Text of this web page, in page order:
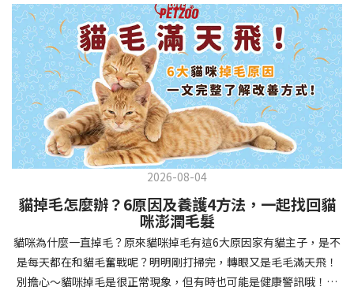
相處中獲得回報狗狗訓練指南，六步驟培養幼犬開始幼犬訓練時，
系統性的方法能帶來最佳效果。從信任建立到習慣養成，每個階段
都至關重要，缺一不可。良好的訓練應循序漸進，把握幼犬成長敏
感期，以積極正向的方式引導。遵循這六個步驟，即使是第一次養
狗的新手，也能輕鬆將調皮的小狗訓練成聽話的好夥伴！建立信任
基礎 幼犬訓練的第一步不是教指令，而是建立信任。剛到新家的幼
犬可能感到緊張不安，給予適當空間適應環境很重要。用溫柔的聲
音交談，提供安全舒適的窩，維持規律的餵食和如廁時間，讓幼犬
感到安心。輕輕撫摸、溫柔擁抱，每天安排固定玩耍時間，這些都
任你後，可開始教導基本指令。從簡單的「坐下」開始，再逐步學
習「趴下」、「等待」和「過來」。每次訓練保持在5-10分鐘內，
避免幼犬注意力分散。使用清晰一致的口令和手勢，成功時立即給
予獎勵和讚美。記住，重複是學習的關鍵，每天多次短時間練習效
果最佳。調整日常行為除了基本指令，幼犬還需學習生活禮儀。如
若超過 24 小時沒改善，建議就醫。血便（帶血絲或黑色糞便） 👉
可能是嚴重腸胃問題，應立即帶去獸醫院！想知道貓咪拉肚子的真
正原因，只要透過 5 個簡單步驟，就能判斷問題嚴重性，決定是否
需要就醫！接下來我們一起來看看該怎麼做吧！🐾 貓咪拉肚子怎麼
辦？5步驟判斷貓咪拉肚子是否需要馬上看醫生貓咪拉肚子的因素與
許多原因有關，更換食物、誤食異物或不乾淨的東西、寄生蟲、其
他疾病。 5 步驟判斷貓咪拉肚子原因，要不要看醫生？當貓咪拉肚
子時，不用慌張！透過以下 5 個步驟，就能快速判斷原因，並決定
是否需要帶去獸醫院。📌 貓咪拉肚子判斷步驟1：觀察糞便的狀態：
糞便質地是關鍵！不同形態代表不同的腸胃狀況📌 貓咪拉肚子判斷
步驟2：回想最近的飲食變化：有沒有突然換飼料或罐頭？ 有沒有吃
到新零食或人類食物？ 是否誤食異物？📌 貓咪拉肚子判斷步驟3：
確認環境與生活作息：最近是否搬家、換貓砂、新成員加入？ 天氣
是否有變化？ 飼主是否長時間外出？📌 貓咪拉肚子判斷步驟4：觀
察貓咪的精神與食慾：貓咪精神好嗎？、食慾是否正常？，可先觀
2026-08-04
貓掉毛怎麼辦？6原因及養護4方法，一起找回貓
咪澎潤毛髮
貓咪為什麼一直掉毛？原來貓咪掉毛有這6大原因家有貓主子，是不
是每天都在和貓毛奮戰呢？明明剛打掃完，轉眼又是毛毛滿天飛！
別擔心～貓咪掉毛是很正常現象，但有時也可能是健康警訊哦！以